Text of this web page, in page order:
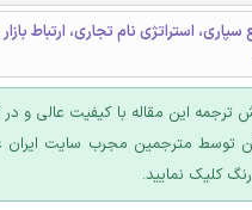
استراتژی نام تجاری، ارتباط بازار
ترجمه این مقاله با کیفیت عالی و در
توسط مترجمین مجرب سایت ایران
کلیک نمایید.